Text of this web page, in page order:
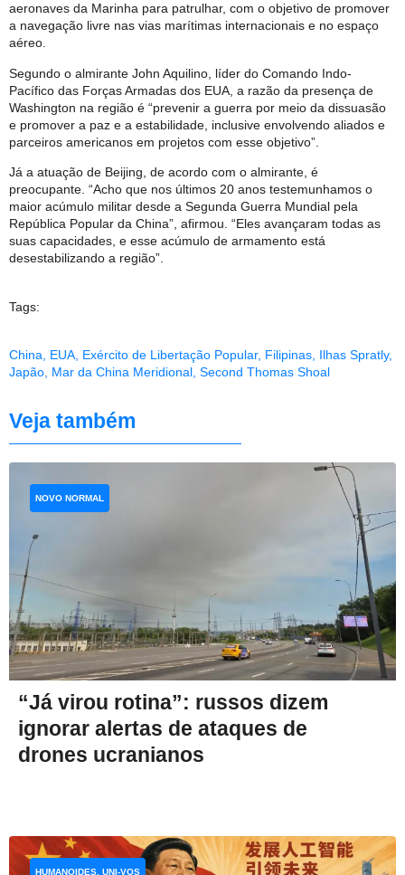
aeronaves da Marinha para patrulhar, com o objetivo de promover
a navegação livre nas vias marítimas ​​internacionais e no espaço
aéreo.
Segundo o almirante John Aquilino, líder do Comando Indo-
Pacífico das Forças Armadas dos EUA, a razão da presença de
Washington na região é “prevenir a guerra por meio da dissuasão
e promover a paz e a estabilidade, inclusive envolvendo aliados e
parceiros americanos em projetos com esse objetivo”.
Já a atuação de Beijing, de acordo com o almirante, é
preocupante. “Acho que nos últimos 20 anos testemunhamos o
maior acúmulo militar desde a Segunda Guerra Mundial pela
República Popular da China”, afirmou. “Eles avançaram todas as
suas capacidades, e esse acúmulo de armamento está
desestabilizando a região”.
Tags:
China EUA Exército de Libertação Popular, Filipinas Ilhas Spratly,
Japão Mar da China Meridional Second Thomas Shoal
Veja também
“Já virou rotina”: russos dizem
ignorar alertas de ataques de
drones ucranianos
NOVO NORMAL
HUMANOIDES, UNI-VOS